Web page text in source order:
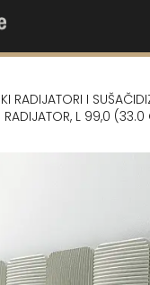
RADIJATORI I SUŠAČI
RADIJATOR, L 99,0